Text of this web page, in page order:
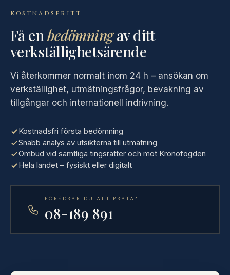
KOSTNADSFRITT
Få enbedömningav ditt
verkställighetsärende
Vi återkommer normalt inom 24 h – ansökan om
verkställighet, utmätningsfrågor, bevakning av
tillgångar och internationell indrivning.
Kostnadsfri första bedömning
Snabb analys av utsikterna till utmätning
Ombud vid samtliga tingsrätter och mot Kronofogden
Hela landet – fysiskt eller digitalt
FÖREDRAR DU ATT PRATA?
08-189 891